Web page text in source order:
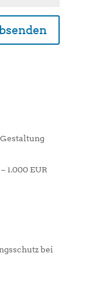
1.000 EUR
bei